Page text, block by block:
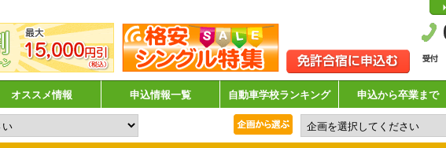
オススメ情報 申込情報一覧 自動車学校ランキング 申込から卒業まで